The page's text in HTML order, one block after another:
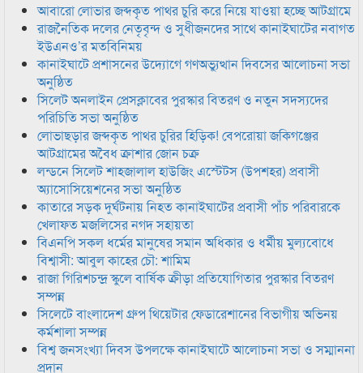
আবারো লোভার জব্দকৃত পাথর চুরি করে নিয়ে যাওয়া হচ্ছে আটগ্রামে
রাজনৈতিক দলের নেতৃবৃন্দ ও সুধীজনদের সাথে কানাইঘাটের নবাগত
ইউএনও’র মতবিনিময়
কানাইঘাটে প্রশাসনের উদ্যোগে গণঅভ্যুত্থান দিবসের আলোচনা সভা
অনুষ্ঠিত
সিলেট অনলাইন প্রেসক্লাবের পুরস্কার বিতরণ ও নতুন সদস্যদের
পরিচিতি সভা অনুষ্ঠিত
লোভাছড়ার জব্দকৃত পাথর চুরির হিড়িক! বেপরোয়া জকিগঞ্জের
আটগ্রামের অবৈধ ক্রাশার জোন চক্র
লন্ডনে সিলেট শাহজালাল হাউজিং এস্টেটস (উপশহর) প্রবাসী
অ্যাসোসিয়েশনের সভা অনুষ্ঠিত
কাতারে সড়ক দুর্ঘটনায় নিহত কানাইঘাটের প্রবাসী পাঁচ পরিবারকে
খেলাফত মজলিসের নগদ সহায়তা
বিএনপি সকল ধর্মের মানুষের সমান অধিকার ও ধর্মীয় মুল্যবোধে
বিশ্বাসী: আবুল কাহের চৌ: শামিম
রাজা গিরিশচন্দ্র স্কুলে বার্ষিক ক্রীড়া প্রতিযোগিতার পুরস্কার বিতরণ
সম্পন্ন
সিলেটে বাংলাদেশ গ্রুপ থিয়েটার ফেডারেশানের বিভাগীয় অভিনয়
কর্মশালা সম্পন্ন
বিশ্ব জনসংখ্যা দিবস উপলক্ষে কানাইঘাটে আলোচনা সভা ও সম্মাননা
প্রদান